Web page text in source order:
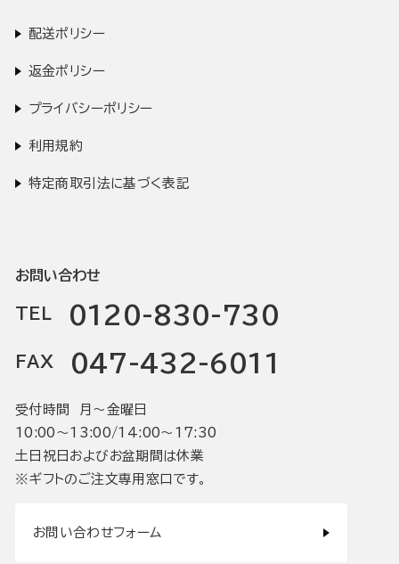
配送ポリシー
返金ポリシー
プライバシーポリシー
利用規約
特定商取引法に基づく表記
お問い合わせ
TEL 0120-830-730
FAX 047-432-6011
受付時間 月〜金曜日
10:00〜13:00/14:00〜17:30
土日祝日およびお盆期間は休業
※ギフトのご注文専用窓口です。
お問い合わせフォーム